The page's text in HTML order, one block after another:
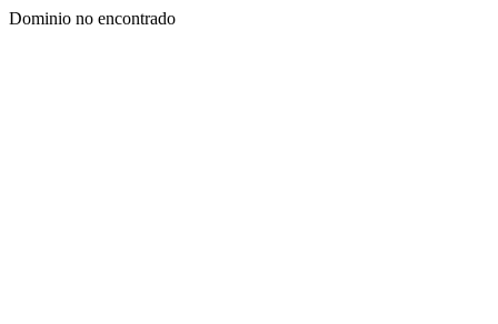
Dominio no encontrado